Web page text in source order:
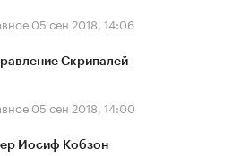
05 сен 2018, 14:06
Скрипалей
05 сен 2018, 14:00
Иосиф Кобзон